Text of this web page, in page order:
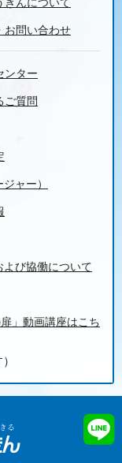
お問い合わせ
ンター
ご質問
ャー）
び協働について
」動画講座はこち